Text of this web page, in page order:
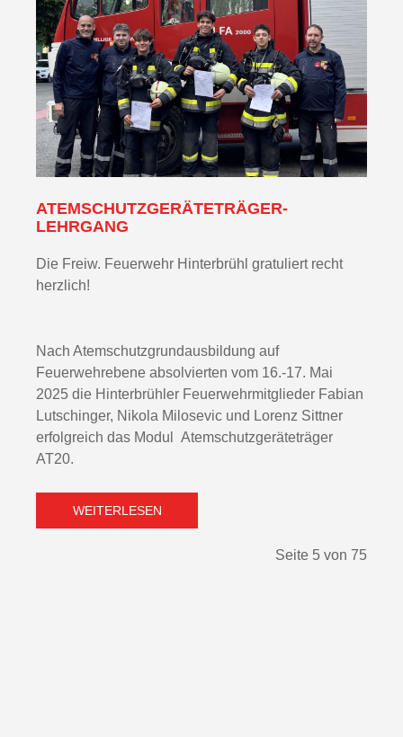
ATEMSCHUTZGERÄTETRÄGER-
LEHRGANG
Die Freiw. Feuerwehr Hinterbrühl gratuliert recht
herzlich!
Nach Atemschutzgrundausbildung auf
Feuerwehrebene absolvierten vom 16.-17. Mai
2025 die Hinterbrühler Feuerwehrmitglieder Fabian
Lutschinger, Nikola Milosevic und Lorenz Sittner
erfolgreich das Modul Atemschutzgeräteträger
AT20.
WEITERLESEN
Seite 5 von 75